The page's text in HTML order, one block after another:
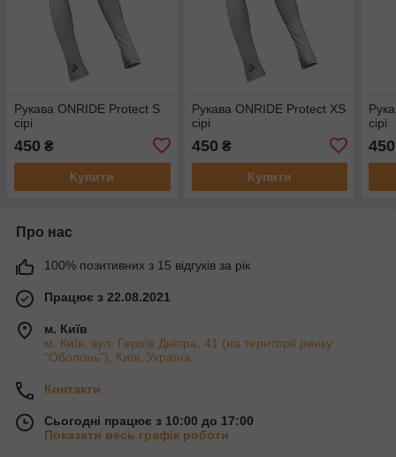
Рукава ONRIDE Protect S
сірі
450 ₴
Купити
Рукава ONRIDE Protect XS
сірі
450 ₴
Купити
сірі
450
Про нас
100% позитивних з 15 відгуків за рік
Працює з 22.08.2021
м. Київ
м. Київ, вул. Героїв Дніпра, 41 (на території ринку
"Оболонь"), Київ, Україна
Контакти
Сьогодні працює з 10:00 до 17:00
Показати весь графік роботи